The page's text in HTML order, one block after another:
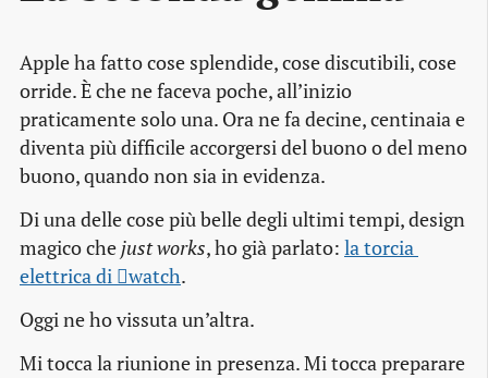
Apple ha fatto cose splendide, cose discutibili, cose
orride. È che ne faceva poche, all’inizio
praticamente solo una. Ora ne fa decine, centinaia e
diventa più difficile accorgersi del buono o del meno
buono, quando non sia in evidenza.
Di una delle cose più belle degli ultimi tempi, design
magico chejust works, ho già parlato: la torcia
elettrica di watch.
Oggi ne ho vissuta un’altra.
Mi tocca la riunione in presenza. Mi tocca preparare